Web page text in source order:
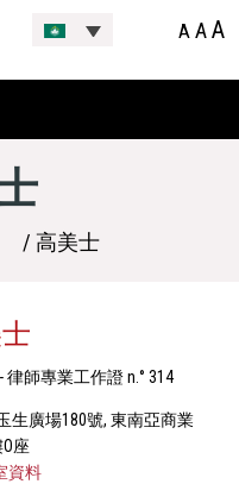
A AA
/ 高美士
律師專業工作證 n.° 314
生廣場180號, 東南亞商業
座
資料